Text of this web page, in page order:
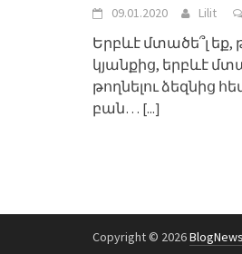
09.01.2020 Lilit
Երբևէ մտածե՞լ եք,
կյանքից, երբևէ
թողնելու ձեզնից
բան… [...]
Copyright © 2026BlogNews